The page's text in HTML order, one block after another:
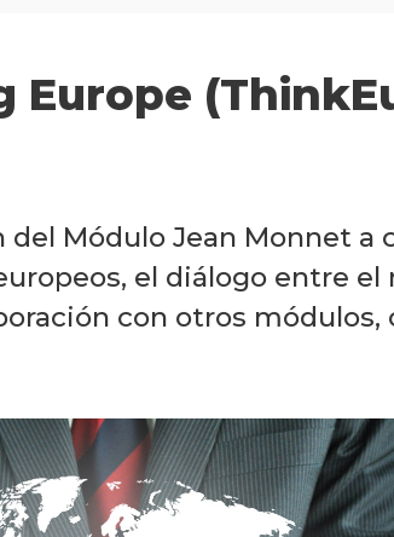
Módulo Jean Monnet a
el diálogo entre
con otros módulos,